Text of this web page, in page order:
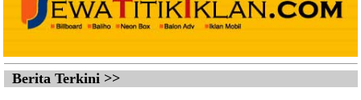
Berita Terkini >>